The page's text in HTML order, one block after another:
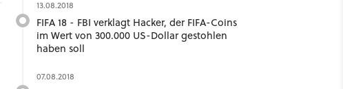
13.08.2018
FIFA 18 - FBI verklagt Hacker, der FIFA-Coins
im Wert von 300.000 US-Dollar gestohlen
haben soll
07.08.2018